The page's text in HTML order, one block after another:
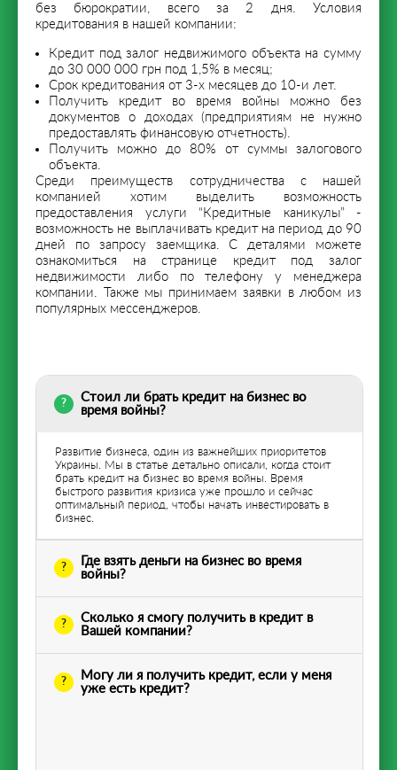
без бюрократии, всего за 2 дня. Условия
кредитования в нашей компании:
Кредит под залог недвижимого объекта на сумму
до 30 000 000 грн под 1,5% в месяц;
Срок кредитования от 3-х месяцев до 10-и лет.
Получить кредит во время войны можно без
документов о доходах (предприятиям не нужно
предоставлять финансовую отчетность).
Получить можно до 80% от суммы залогового
объекта.
Среди преимуществ сотрудничества с нашей
компанией хотим выделить возможность
предоставления услуги “Кредитные каникулы” -
возможность не выплачивать кредит на период до 90
дней по запросу заемщика. С деталями можете
ознакомиться на странице кредит под залог
недвижимости либо по телефону у менеджера
компании. Также мы принимаем заявки в любом из
популярных мессенджеров.
Развитие бизнеса, один из важнейших приоритетов
Украины. Мы в статье детально описали, когда стоит
брать кредит на бизнес во время войны. Время
быстрого развития кризиса уже прошло и сейчас
оптимальный период, чтобы начать инвестировать в
бизнес.
Стоил ли брать кредит на бизнес во
время войны?
Где взять деньги на бизнес во время
войны?
Сколько я смогу получить в кредит в
Вашей компании?
Могу ли я получить кредит, если у меня
уже есть кредит?